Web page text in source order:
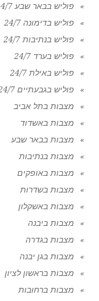
פוליש בבאר שבע 24/7
פוליש בדימונה 24/7
פוליש בנתיבות 24/7
פוליש בערד 24/7
פוליש באילת 24/7
פוליש בגבעתיים 24/7
מצבות בתל אביב
מצבות באשדוד
מצבות בבאר שבע
מצבות בנתיבות
מצבות באופקים
מצבות בשדרות
מצבות באשקלון
מצבות ביבנה
מצבות בגדרה
מצבות בגן יבנה
מצבות בראשון לציון
מצבות ברחובות